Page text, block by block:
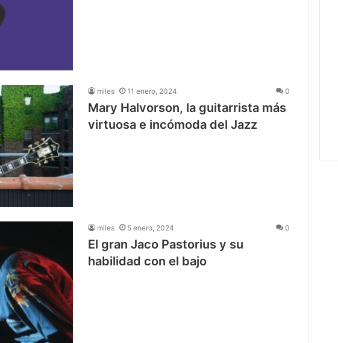
miles 11 enero, 2024 0
Mary Halvorson, la guitarrista más
virtuosa e incómoda del Jazz
miles 5 enero, 2024 0
El gran Jaco Pastorius y su
habilidad con el bajo